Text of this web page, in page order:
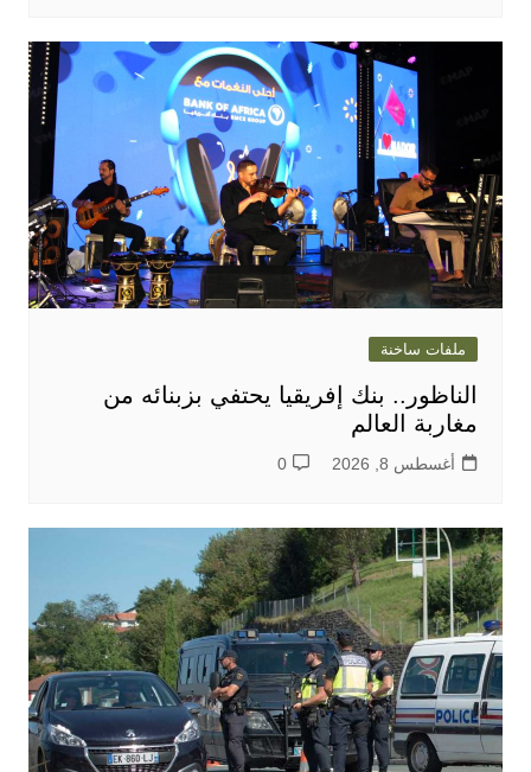
ملفات ساخنة
الناظور.. بنك إفريقيا يحتفي بزبنائه من
مغاربة العالم
أغسطس 8, 2026 0